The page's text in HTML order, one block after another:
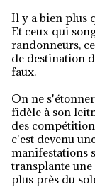
Il y a bien plus
Et ceux qui
randonneurs,
de destination
faux.
On ne
fidèle à son
des
c'est devenu
manifestations
transplante une
plus près du